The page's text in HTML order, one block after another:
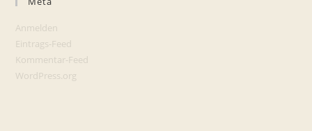
Anmelden
Eintrags-Feed
Kommentar-Feed
WordPress.org